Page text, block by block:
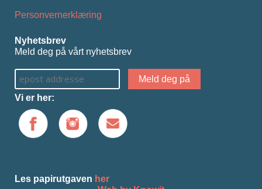
Personvernerklæring
Nyhetsbrev
Meld deg på vårt nyhetsbrev
Vi er her:
Les papirutgaven her